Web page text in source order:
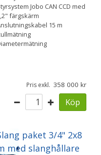
Jobo CAN CCD med
färgskärm
15 m
Pris exkl. 358 000
Köp
paket 3/4" 2x8
med slanghållare